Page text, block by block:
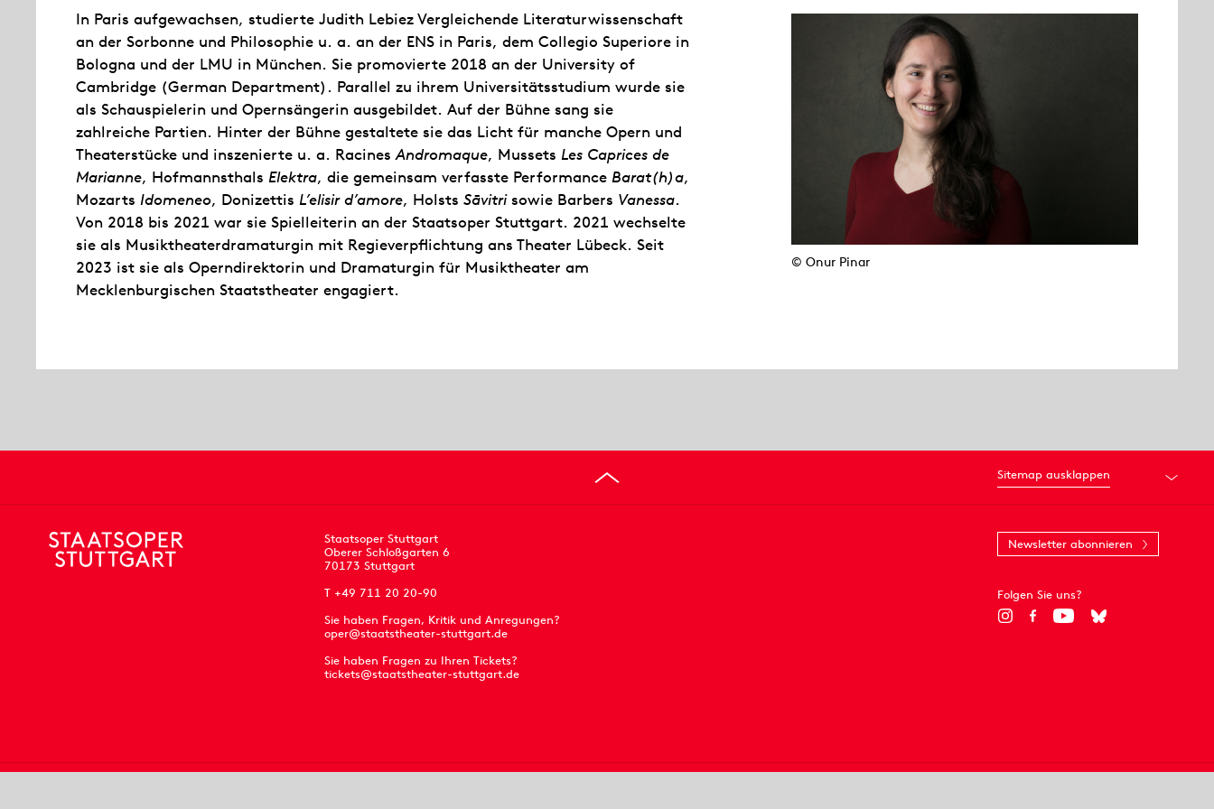
In Paris aufgewachsen, studierte Judith Lebiez Vergleichende Literaturwissenschaft
an der Sorbonne und Philosophie u. a. an der ENS in Paris, dem Collegio Superiore in
Bologna und der LMU in München. Sie promovierte 2018 an der University of
Cambridge (German Department). Parallel zu ihrem Universitätsstudium wurde sie
als Schauspielerin und Opernsängerin ausgebildet. Auf der Bühne sang sie
zahlreiche Partien. Hinter der Bühne gestaltete sie das Licht für manche Opern und
Theaterstücke und inszenierte u. a. RacinesAndromaque, Mussets Les Caprices de
Marianne, Hofmannsthals Elektra, die gemeinsam verfasste Performance Barat(h)a,
Mozarts Idomeneo, Donizettis L’elisir d’amore, Holsts Sāvitrisowie Barbers Vanessa.
Von 2018 bis 2021 war sie Spielleiterin an der Staatsoper Stuttgart. 2021 wechselte
sie als Musiktheaterdramaturgin mit Regieverpflichtung ans Theater Lübeck. Seit
2023 ist sie als Operndirektorin und Dramaturgin für Musiktheater am
Mecklenburgischen Staatstheater engagiert.
© Onur Pinar
Sitemap ausklappen
Staatsoper Stuttgart
Oberer Schloßgarten 6
70173 Stuttgart
T +49 711 20 20-90
Sie haben Fragen, Kritik und Anregungen?
oper@staatstheater-stuttgart.de
Sie haben Fragen zu Ihren Tickets?
tickets@staatstheater-stuttgart.de
Newsletter abonnieren
Folgen Sie uns?